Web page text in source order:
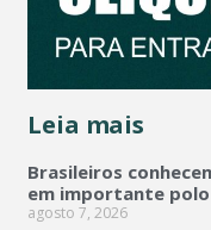
Leia mais
Brasileiros
em importante
agosto 7, 2026